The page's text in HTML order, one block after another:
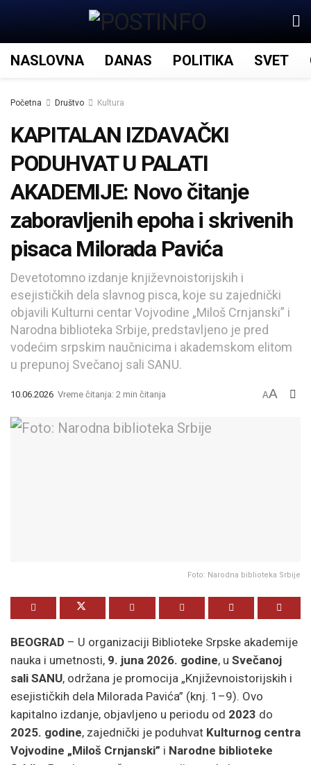
NASLOVNA DANAS POLITIKA SVET
Početna Društvo Kultura
KAPITALAN IZDAVAČKI
PODUHVAT U PALATI
AKADEMIJE: Novo čitanje
zaboravljenih epoha i skrivenih
pisaca Milorada Pavića
Devetotomno izdanje književnoistorijskih i
esejističkih dela slavnog pisca, koje su zajednički
objavili Kulturni centar Vojvodine „Miloš Crnjanski” i
Narodna biblioteka Srbije, predstavljeno je pred
vodećim srpskim naučnicima i akademskom elitom
u prepunoj Svečanoj sali SANU.
10.06.2026 Vreme čitanja: 2 min čitanja AA
Foto: Narodna biblioteka Srbije
BEOGRAD – U organizaciji Biblioteke Srpske akademije
nauka i umetnosti, 9. juna 2026. godine, u Svečanoj
sali SANU, održana je promocija „Književnoistorijskih i
esejističkih dela Milorada Pavića” (knj. 1–9). Ovo
kapitalno izdanje, objavljeno u periodu od 2023 do
2025. godine, zajednički je poduhvat Kulturnog centra
Vojvodine „Miloš Crnjanski” i Narodne biblioteke